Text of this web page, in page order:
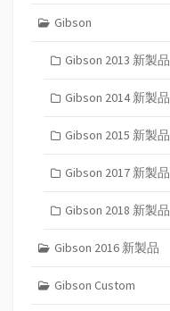
Gibson
Gibson 2013 新製品
Gibson 2014 新製品
Gibson 2015 新製品
Gibson 2017 新製品
Gibson 2018 新製品
Gibson 2016 新製品
Gibson Custom